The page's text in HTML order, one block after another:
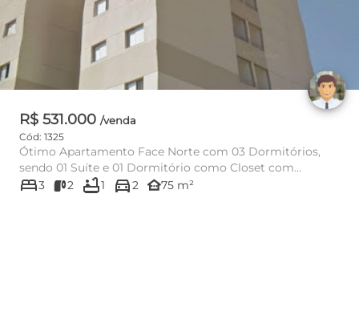
R$ 531.000 /venda
Cód: 1325
Ótimo Apartamento Face Norte com 03 Dormitórios,
sendo 01 Suíte e 01 Dormitório como Closet com
Armários Embutidos, Sala...
bed3 2 bathtub1 directions_car2 other_houses75 m²